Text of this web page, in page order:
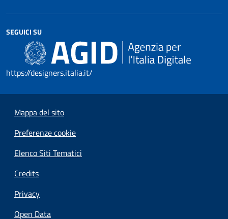
SEGUICI SU
https://designers.italia.it/
Mappa del sito
Preferenze cookie
Elenco Siti Tematici
Credits
Privacy
Open Data